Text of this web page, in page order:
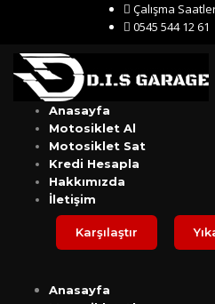
Çalışma
0545 544 12 61
Anasayfa
Motosiklet Al
Motosiklet Sat
Kredi Hesapla
Hakkımızda
İletişim
Karşılaştır
Anasayfa